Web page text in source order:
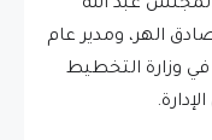
عبد الله
الهر، ومدير عام
في وزارة التخطيط